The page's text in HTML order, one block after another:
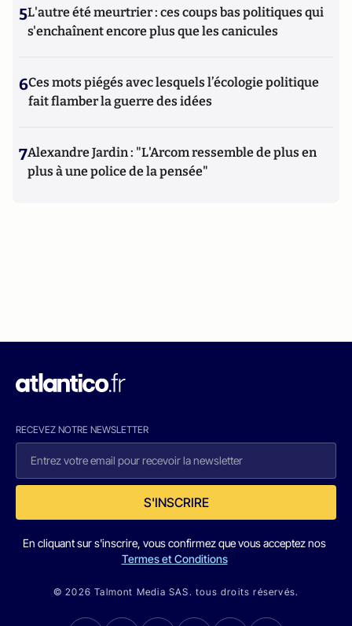
5L'autre été meurtrier : ces coups bas politiques qui
s'enchaînent encore plus que les canicules
6Ces mots piégés avec lesquels l’écologie politique
fait flamber la guerre des idées
7Alexandre Jardin : "L'Arcom ressemble de plus en
plus à une police de la pensée"
RECEVEZ NOTRE NEWSLETTER
S'INSCRIRE
En cliquant sur s'inscrire, vous confirmez que vous acceptez nos
Termes et Conditions
© 2026 Talmont Media SAS. tous droits réservés.